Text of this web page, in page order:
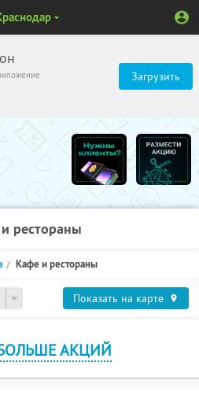
Загрузить
рестораны
Кафе и рестораны
Показать на карте
АКЦИЙ